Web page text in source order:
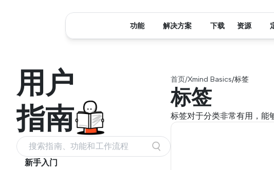
用户
指南
搜索指南、功能和工作流程
新手入门
首页/Xmind Basics/标签
标签
标签对于分类非常有用，能
功能 解决方案 下载 资源